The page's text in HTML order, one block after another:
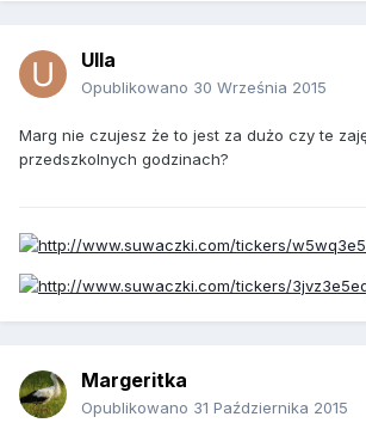
Ulla
Opublikowano 30 Września 2015
Marg nie czujesz że to jest za dużo czy te
przedszkolnych godzinach?
Margeritka
Opublikowano 31 Października 2015